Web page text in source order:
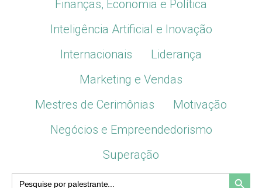
Finanças, Economia e Política
Inteligência Artificial e Inovação
Internacionais
Liderança
Marketing e Vendas
Mestres de Cerimônias
Motivação
Negócios e Empreendedorismo
Superação
Search
Search Button